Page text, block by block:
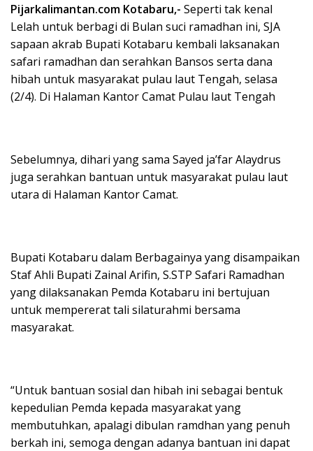
e
b
o
o
k
at
s
A
p
p
t ar
e
Pijarkalimantan.com Kotabaru,- Seperti tak kenal
Lelah untuk berbagi di Bulan suci ramadhan ini, SJA
sapaan akrab Bupati Kotabaru kembali laksanakan
safari ramadhan dan serahkan Bansos serta dana
hibah untuk masyarakat pulau laut Tengah, selasa
(2/4). Di Halaman Kantor Camat Pulau laut Tengah
Sebelumnya, dihari yang sama Sayed ja’far Alaydrus
juga serahkan bantuan untuk masyarakat pulau laut
utara di Halaman Kantor Camat.
Bupati Kotabaru dalam Berbagainya yang disampaikan
Staf Ahli Bupati Zainal Arifin, S.STP Safari Ramadhan
yang dilaksanakan Pemda Kotabaru ini bertujuan
untuk mempererat tali silaturahmi bersama
masyarakat.
“Untuk bantuan sosial dan hibah ini sebagai bentuk
kepedulian Pemda kepada masyarakat yang
membutuhkan, apalagi dibulan ramdhan yang penuh
berkah ini, semoga dengan adanya bantuan ini dapat